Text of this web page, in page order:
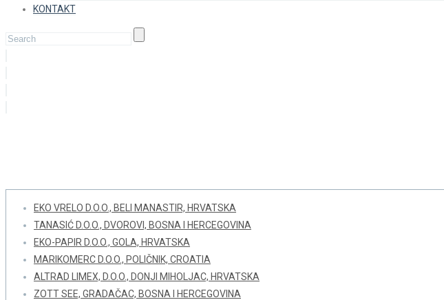
KONTAKT
EKO VRELO D.O.O., BELI MANASTIR, HRVATSKA
TANASIĆ D.O.O., DVOROVI, BOSNA I HERCEGOVINA
EKO-PAPIR D.O.O., GOLA, HRVATSKA
MARIKOMERC D.O.O., POLIČNIK, CROATIA
ALTRAD LIMEX, D.O.O., DONJI MIHOLJAC, HRVATSKA
ZOTT SEE, GRADAČAC, BOSNA I HERCEGOVINA